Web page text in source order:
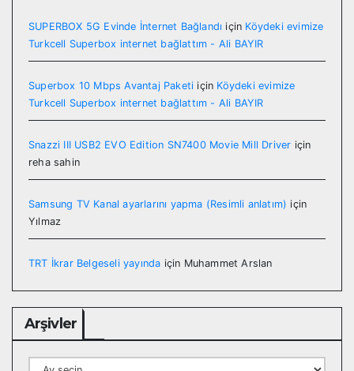
SUPERBOX 5G Evinde İnternet Bağlandı için Köydeki evimize
Turkcell Superbox internet bağlattım - Ali BAYIR
Superbox 10 Mbps Avantaj Paketi için Köydeki evimize
Turkcell Superbox internet bağlattım - Ali BAYIR
Snazzi III USB2 EVO Edition SN7400 Movie Mill Driver için
reha sahin
Samsung TV Kanal ayarlarını yapma (Resimli anlatım) için
Yılmaz
TRT İkrar Belgeseli yayında için Muhammet Arslan
Arşivler
Arşivler